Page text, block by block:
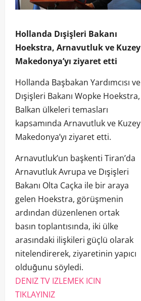
Hollanda Dışişleri Bakanı
Hoekstra, Arnavutluk ve Kuzey
Makedonya’yı ziyaret etti
Hollanda Başbakan Yardımcısı ve
Dışişleri Bakanı Wopke Hoekstra,
Balkan ülkeleri temasları
kapsamında Arnavutluk ve Kuzey
Makedonya’yı ziyaret etti.
Arnavutluk’un başkenti Tiran’da
Arnavutluk Avrupa ve Dışişleri
Bakanı Olta Caçka ile bir araya
gelen Hoekstra, görüşmenin
ardından düzenlenen ortak
basın toplantısında, iki ülke
arasındaki ilişkileri güçlü olarak
nitelendirerek, ziyaretinin yapıcı
olduğunu söyledi.
DENIZ TV IZLEMEK ICIN
TIKLAYINIZ